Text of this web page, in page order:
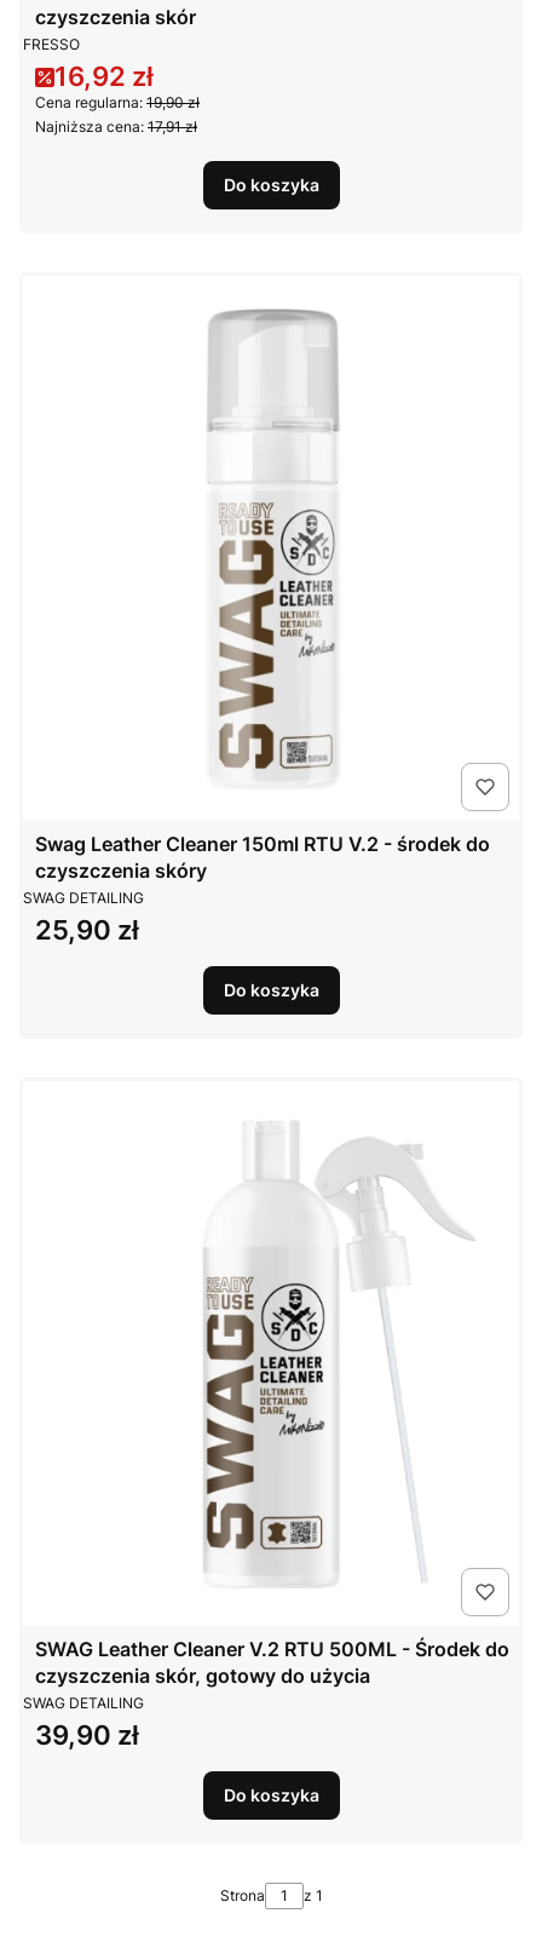
czyszczenia skór
PRODUCENT
FRESSO
Cena promocyjna
16,92 zł
Cena regularna: 19,90 zł
Najniższa cena: 17,91 zł
Do koszyka
Swag Leather Cleaner 150ml RTU V.2 - środek do
czyszczenia skóry
PRODUCENT
SWAG DETAILING
Cena
25,90 zł
Do koszyka
SWAG Leather Cleaner V.2 RTU 500ML - Środek do
czyszczenia skór, gotowy do użycia
PRODUCENT
SWAG DETAILING
Cena
39,90 zł
Do koszyka
Strona z 1